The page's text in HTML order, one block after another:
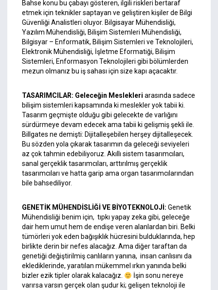
Bahse konu bu çabayı gösteren, ilgili riskleri bertaraf
etmek için teknikler saptayan ve geliştiren kişiler de Bilgi
Güvenliği Analistleri oluyor. Bilgisayar Mühendisliği,
Yazılım Mühendisliği, Bilişim Sistemleri Mühendisliği,
Bilgisyar – Enformatik, Bilişim Sistemleri ve Teknolojileri,
Elektronik Mühendisliği, İşletme Eformatiği, Bilişim
Sistemleri, Enformasyon Teknolojileri gibi bölümlerden
mezun olmanız bu iş sahası için size kapı açacaktır.
TASARIMCILAR: Geleceğin Meslekleri arasında sadece
bilişim sistemleri kapsamında ki meslekler yok tabii ki.
Tasarım geçmişte olduğu gibi gelecekte de varlığını
sürdürmeye devam edecek ama tabii ki gelişmiş şekli ile.
Billgates ne demişti: Dijitalleşebilen herşey dijitalleşecek.
Bu sözden yola çıkarak tasarımın da geleceği seviyeleri
az çok tahmin edebiliyoruz. Akıllı sistem tasarımcıları,
sanal gerçeklik tasarımcıları, arttırılmış gerçeklik
tasarımcıları ve hatta garip ama organ tasarımcılarından
bile bahsediliyor.
GENETİK MÜHENDİSLİĞİ VE BİYOTEKNOLOJİ: Genetik
Mühendisliği benim için, tıpkı yapay zeka gibi, geleceğe
dair hem umut hem de endişe veren alanlardan biri. Belki
tümörleri yok eden bağışıklık hücresini bulduklarında, hep
birlikte derin bir nefes alacağız. Ama diğer taraftan da
genetiği değiştirilmiş canlıların yanına, insan canlısını da
eklediklerinde, yaratılan mükemmel ırkın yanında belki
bizler ezik tipler olarak kalacağız.
İşin sonu nereye
varırsa varsın gerçek olan şudur ki; gelişen teknoloji ile